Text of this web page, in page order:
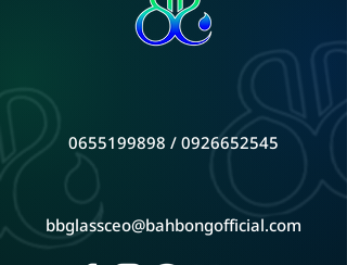
0655199898 / 0926652545
bbglassceo@bahbongofficial.com